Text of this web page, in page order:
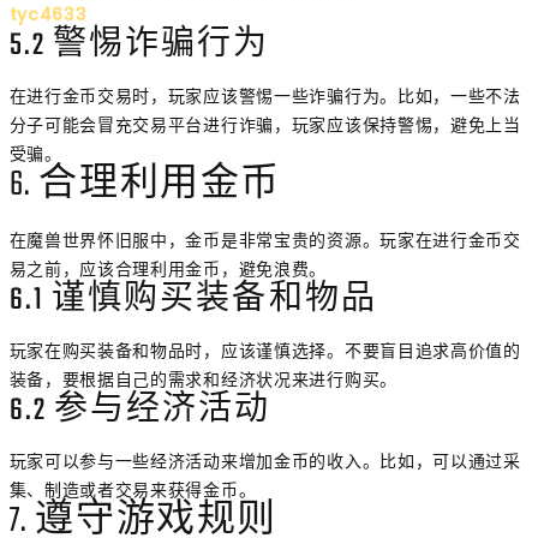
tyc4633
5.2 警惕诈骗行为
在进行金币交易时，玩家应该警惕一些诈骗行为。比如，一些不法
分子可能会冒充交易平台进行诈骗，玩家应该保持警惕，避免上当
受骗。
6. 合理利用金币
在魔兽世界怀旧服中，金币是非常宝贵的资源。玩家在进行金币交
易之前，应该合理利用金币，避免浪费。
6.1 谨慎购买装备和物品
玩家在购买装备和物品时，应该谨慎选择。不要盲目追求高价值的
装备，要根据自己的需求和经济状况来进行购买。
6.2 参与经济活动
玩家可以参与一些经济活动来增加金币的收入。比如，可以通过采
集、制造或者交易来获得金币。
7. 遵守游戏规则